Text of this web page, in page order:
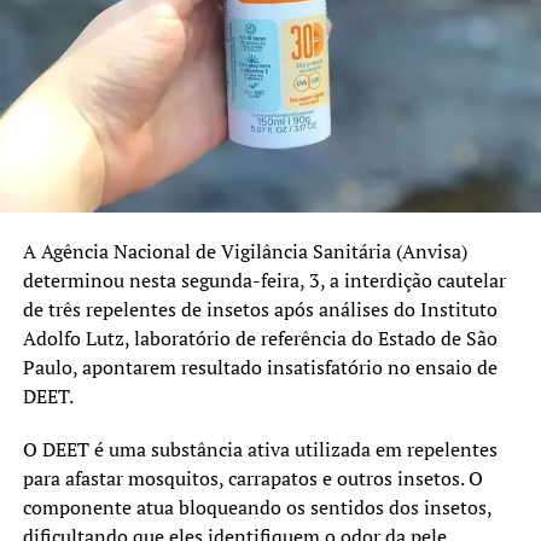
“Quando o paciente avisa
que não poderá vir,
conseguimos chamar outra
pessoa da fila e ampliar
ainda mais a assistência
para quem precisa”,
completou.
TÓPICOS RELACIONADOS: CANOAS
FEATURED
HOSPITAL UNIVERSITÁIO DE CANOAS
OFTALMOLOGIA
SAÚDE
Anvisa mantém suspensão de produtos da Ypê por risco de
contaminação microbiológica
NÃO SE ESQUEÇA
outros ainda apresentam índices abaixo dos 95%
recomendados.
No Rio Grande do Sul, as coberturas registradas em 2025
Pentavalente: 91%
Pneumocócica: 96%
Tríplice Viral: 95%
HPV e sarampo recebem atenção especial
Além da atualização das vacinas de rotina, a campanha
HPV e o sarampo.
O prazo da estratégia extraordinária de vacinação contra
A Agência Nacional de Vigilância Sanitária (Anvisa)
determinou nesta segunda-feira, 3, a interdição cautelar
de três repelentes de insetos após análises do Instituto
Adolfo Lutz, laboratório de referência do Estado de São
Paulo, apontarem resultado insatisfatório no ensaio de
DEET.
O DEET é uma substância ativa utilizada em repelentes
para afastar mosquitos, carrapatos e outros insetos. O
componente atua bloqueando os sentidos dos insetos,